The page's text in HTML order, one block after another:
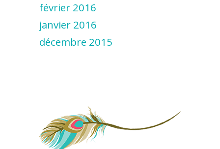
février 2016
janvier 2016
décembre 2015